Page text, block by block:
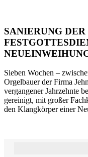
SANIERUNG
Sieben Wochen –
Orgelbauer der Firma
vergangener Jahrzehnte
gereinigt, mit großer
den Klangkörper einer